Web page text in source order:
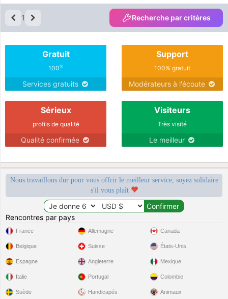
1 Recherche par critères
Gratuit
100%
Services gratuits
Support
100% gratuit
Modérateurs à l'écoute
Sérieux
profils de qualité
Qualité confirmée
Visiteurs
Très visité
Le meilleur
Nous travaillons dur pour vous offrir le meilleur service, soyez solidaire
s'il vous plaît
Rencontres par pays
France
Belgique
Espagne
Italie
Suède
Allemagne
Suisse
Angleterre
Portugal
Handicapés
Canada
États-Unis
Mexique
Colombie
Animaux